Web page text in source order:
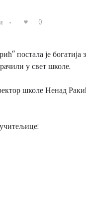
0
постала је богатија
у свет школе.
школе Ненад